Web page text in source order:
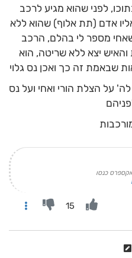
לפני שהוא מגיע לרכב
אדם (תת אלוף) שהוא ללא
מספר לי בהלם, הרכב
יצא ללא שריטה, הוא
שבאמת זה כך ואכן נס גלוי
על הצלת הורי ואחי ועל נס
כנסו
15